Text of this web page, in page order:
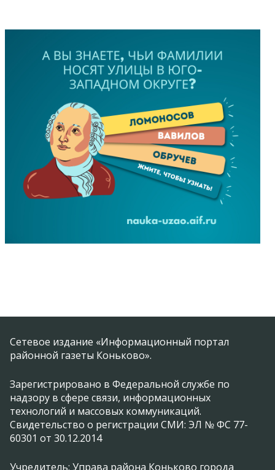
Сетевое издание «Информационный портал
районной газеты Коньково».
Зарегистрировано в Федеральной службе по
надзору в сфере связи, информационных
технологий и массовых коммуникаций.
Свидетельство о регистрации СМИ: ЭЛ № ФС 77-
60301 от 30.12.2014
Учредитель: Управа района Коньково города